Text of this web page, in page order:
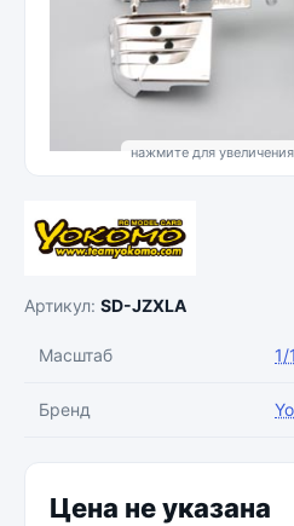
нажмите для
Артикул: SD-JZXLA
Масштаб 1/
Бренд
Цена не указана